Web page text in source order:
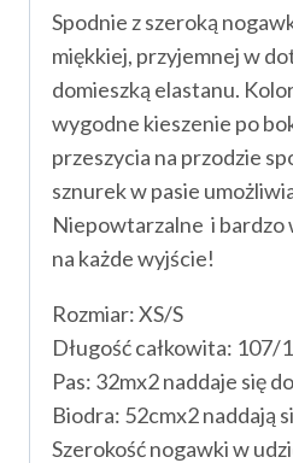
Spodnie z szeroką
miękkiej, przyjemnej w
domieszką elastanu.
wygodne kieszenie po
przeszycia na przodzie
sznurek w pasie
Niepowtarzalne i bardzo
na każde wyjście!
Rozmiar: XS/S
Długość całkowita: 107/
Pas: 32mx2 naddaje się
Biodra: 52cmx2 naddają
Szerokość nogawki w